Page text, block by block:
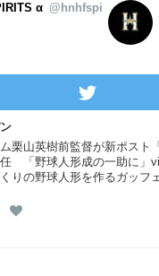
α @hnhfspi
栗山英樹前監督が新ポスト
「野球人形成の一助に」
りの野球人形を作るガッフ